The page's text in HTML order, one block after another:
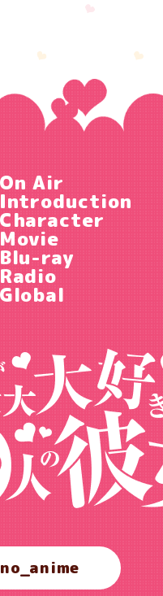
On Air
Introduction
Character
Movie
Blu-ray
Radio
Global